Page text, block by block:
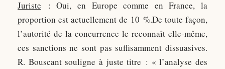
Juriste : Oui, en Europe comme en France, la
proportion est actuellement de 10 %.De toute façon,
l’autorité de la concurrence le reconnaît elle-même,
ces sanctions ne sont pas suffisamment dissuasives.
R. Bouscant souligne à juste titre : « l’analyse des